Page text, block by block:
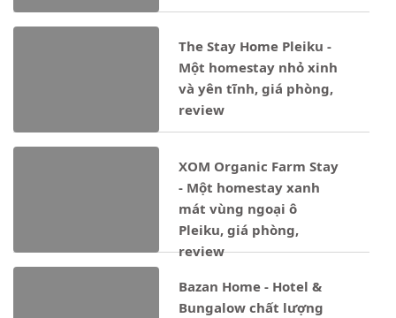
The Stay Home Pleiku -
Một homestay nhỏ xinh
và yên tĩnh, giá phòng,
review
XOM Organic Farm Stay
- Một homestay xanh
mát vùng ngoại ô
Pleiku, giá phòng,
review
Bazan Home - Hotel &
Bungalow chất lượng